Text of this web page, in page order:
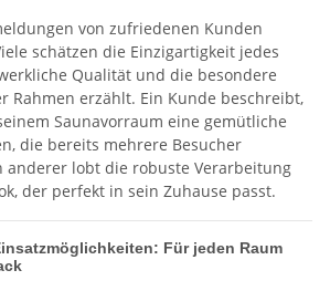
von zufriedenen Kunden
schätzen die Einzigartigkeit jedes
Qualität und die besondere
Rahmen erzählt. Ein Kunde beschreibt,
Saunavorraum eine gemütliche
die bereits mehrere Besucher
anderer lobt die robuste Verarbeitung
der perfekt in sein Zuhause passt.
Für jeden Raum